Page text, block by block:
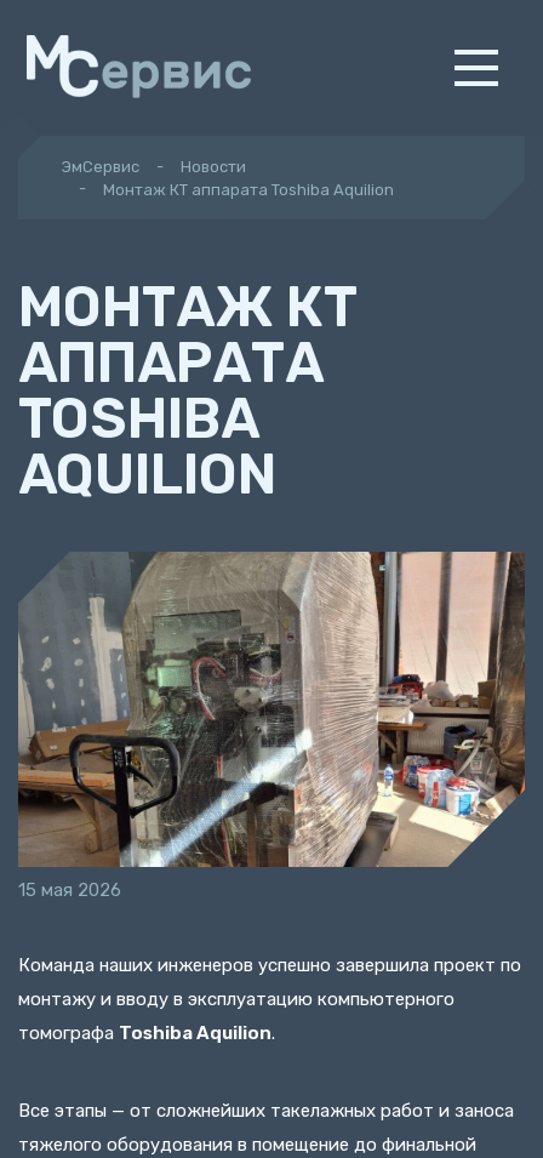
ЭмСервис
Новости
Монтаж КТ аппарата Toshiba Aquilion
МОНТАЖ КТ
АППАРАТА
TOSHIBA
AQUILION
15 мая 2026
Команда наших инженеров успешно завершила проект по
монтажу и вводу в эксплуатацию компьютерного
томографа Toshiba Aquilion.
Все этапы — от сложнейших такелажных работ и заноса
тяжелого оборудования в помещение до финальной